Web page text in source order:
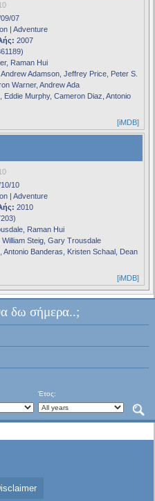
07
| Adventure
2007
Raman Hui
Andrew Adamson, Jeffrey Price, Peter S.
Warner, Andrew Ada
Eddie Murphy, Cameron Diaz, Antonio
[iMDB]
10
| Adventure
2010
Raman Hui
William Steig, Gary Trousdale
Antonio Banderas, Kristen Schaal, Dean
[iMDB]
δω σήμερα..;
Έτος: